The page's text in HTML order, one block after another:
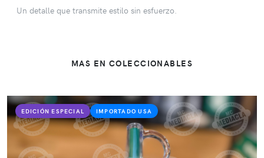
Un detalle que transmite estilo sin esfuerzo.
MAS EN COLECCIONABLES
EDICIÓN ESPECIAL IMPORTADO USA